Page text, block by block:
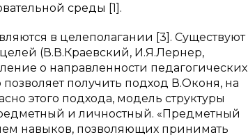
среды [1].
в целеполагании [3]. Существуют
(В.В.Краевский, И.Я.Лернер,
о направленности педагогических
получить подход В.Оконя, на
этого подхода, модель структуры
и личностный. «Предметный
навыков, позволяющих принимать